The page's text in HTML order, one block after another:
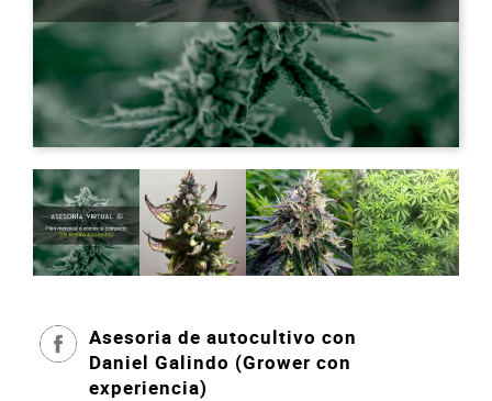
Asesoria de autocultivo con
Daniel Galindo (Grower con
experiencia)